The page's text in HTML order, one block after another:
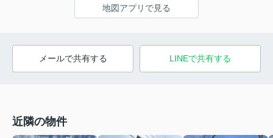
地図アプリで見る
メールで共有する LINEで共有する
近隣の物件